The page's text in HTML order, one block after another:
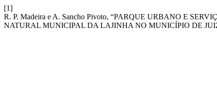
[1]
R. P. Madeira e A. Sancho Pivoto, “PARQUE URBANO E
NATURAL MUNICIPAL DA LAJINHA NO MUNICÍPIO DE